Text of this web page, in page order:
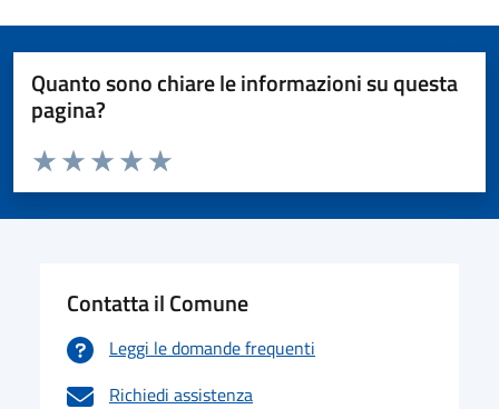
Quanto sono chiare le informazioni su questa
pagina?
Valuta da 1 a 5 stelle la pagina
Valuta 5 stelle su 5
Valuta 4 stelle su 5
Valuta 3 stelle su 5
Valuta 2 stelle su 5
Valuta 1 stelle su 5
Contatta il Comune
Leggi le domande frequenti
Richiedi assistenza